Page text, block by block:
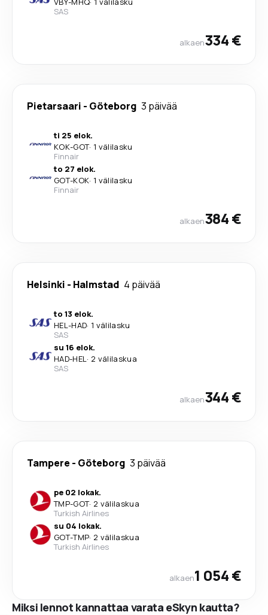
SAS
alkaen334 €
Pietarsaari - Göteborg 3 päivää
ti 25 elok.
KOK-GOT· 1 välilasku
Finnair
to 27 elok.
GOT-KOK· 1 välilasku
Finnair
alkaen384 €
Helsinki - Halmstad 4 päivää
to 13 elok.
HEL-HAD· 1 välilasku
SAS
su 16 elok.
HAD-HEL· 2 välilaskua
SAS
alkaen344 €
Tampere - Göteborg 3 päivää
pe 02 lokak.
TMP-GOT· 2 välilaskua
Turkish Airlines
su 04 lokak.
GOT-TMP· 2 välilaskua
Turkish Airlines
alkaen1 054 €
Miksi lennot kannattaa varata eSkyn kautta?